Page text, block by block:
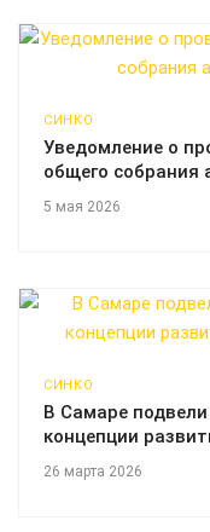
СИНКО
Уведомление о
общего собрания
5 мая 2026
СИНКО
В Самаре подвели
концепции
26 марта 2026